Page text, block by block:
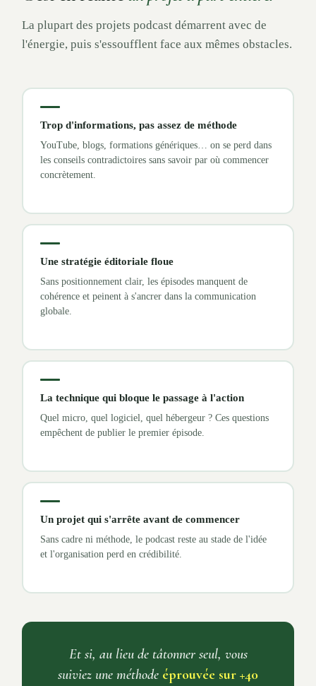
La plupart des projets podcast démarrent avec de
l'énergie, puis s'essoufflent face aux mêmes obstacles.
Trop d'informations, pas assez de méthode
YouTube, blogs, formations génériques… on se perd dans
les conseils contradictoires sans savoir par où commencer
concrètement.
Une stratégie éditoriale floue
Sans positionnement clair, les épisodes manquent de
cohérence et peinent à s'ancrer dans la communication
globale.
La technique qui bloque le passage à l'action
Quel micro, quel logiciel, quel hébergeur ? Ces questions
empêchent de publier le premier épisode.
Un projet qui s'arrête avant de commencer
Sans cadre ni méthode, le podcast reste au stade de l'idée
et l'organisation perd en crédibilité.
Et si, au lieu de tâtonner seul, vous
suiviez une méthode éprouvée sur +40